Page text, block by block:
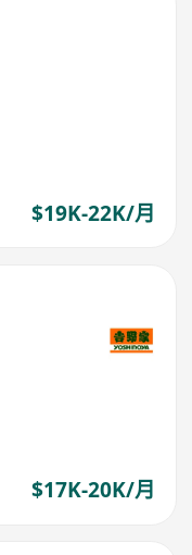
$19K-22K/月
$17K-20K/月